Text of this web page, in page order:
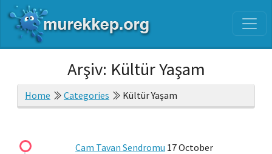
Arşiv: Kültür Yaşam
Home Categories Kültür Yaşam
Cam Tavan Sendromu 17 October